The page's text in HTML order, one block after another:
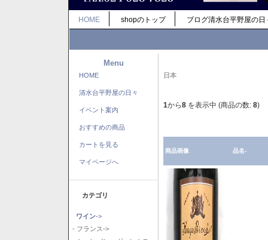
HOME shopのトップ ブログ清水台平野屋の日
Menu
HOME
清水台平野屋の日々
イベント案内
おすすめの商品
カートを見る
マイページへ
カテゴリ
ワイン->
- フランス->
日本
1から8 を表示中 (商品の数: 8)
商品画像 品名-